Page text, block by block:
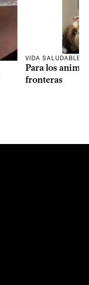
VIDA SALUDABLE
Para los
fronteras